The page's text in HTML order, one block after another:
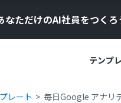
ただけのAI社員をつくろ
テンプ
レート 毎日Google アナリ